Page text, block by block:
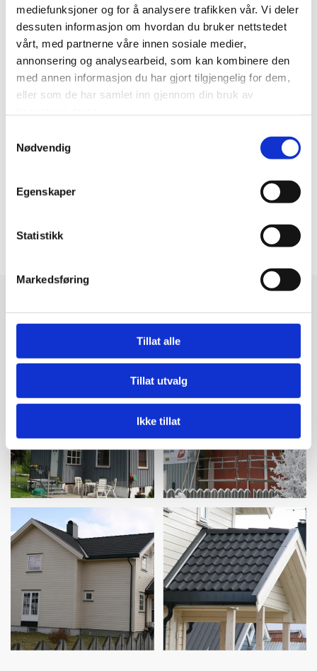
mediefunksjoner og for å analysere trafikken vår. Vi deler
dessuten informasjon om hvordan du bruker nettstedet
vårt, med partnerne våre innen sosiale medier,
annonsering og analysearbeid, som kan kombinere den
med annen informasjon du har gjort tilgjengelig for dem,
eller som de har samlet inn gjennom din bruk av
Nødvendig
Egenskaper
Statistikk
Markedsføring
Tillat alle
Tillat utvalg
Ikke tillat
TILBYGG